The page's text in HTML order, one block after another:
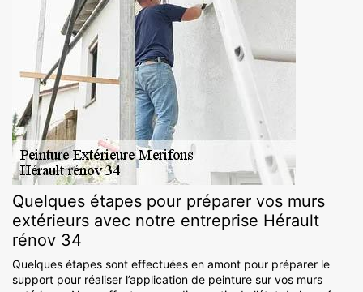
Quelques étapes pour préparer vos murs
extérieurs avec notre entreprise Hérault
rénov 34
Quelques étapes sont effectuées en amont pour préparer le
support pour réaliser l’application de peinture sur vos murs